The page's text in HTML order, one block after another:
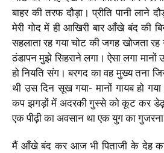
बाहर की तरफ दौड़ा। प्रीति पानी लाने
मेरी गोद में ही आखिरी बार आँखे बंद की
सहलाता रह गया चोट की जगह खोजता
ठंडापन मुझे सिहराने लगा। ऐसा लगा
हो नियति संग। बरगद का वह मुख्य तना
थी उस दिन सूख गया- मानों गायब हो
कप झगड़ों में अदरकी गुस्से को कूट कर डेढ़
एक पीढ़ी का अवसान था एक युग का
मैं आँखे बंद कर आज भी पिताजी के देह